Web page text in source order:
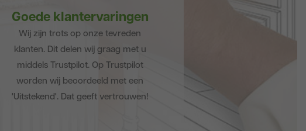
Goede klantervaringen
Wij zijn trots op onze tevreden
klanten. Dit delen wij graag met u
middels Trustpilot. Op Trustpilot
worden wij beoordeeld met een
'Uitstekend'. Dat geeft vertrouwen!